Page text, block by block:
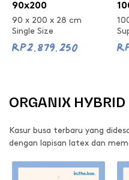
90x200
90 x 200 x 28 cm
Single Size
Rp2.879.250
ORGANIX HYBRID
Kasur busa terbaru yang
dengan lapisan latex dan